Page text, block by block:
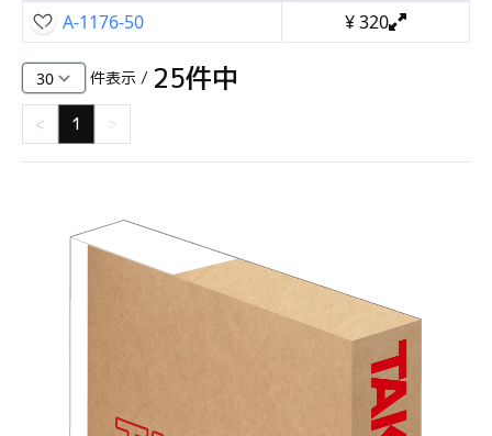
A-1176-50
¥320
件表示 / 25件中
< 1 >